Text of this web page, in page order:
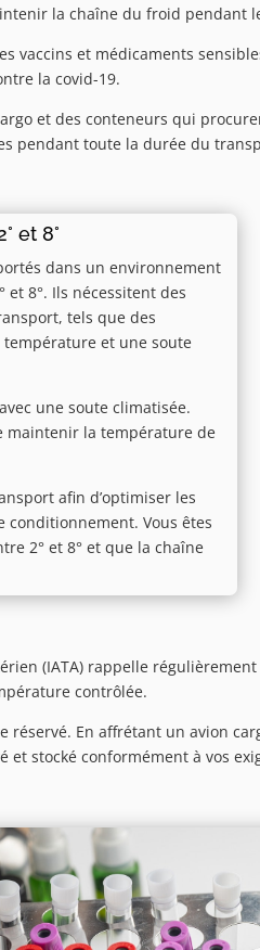
la chaîne du froid pendant
vaccins et médicaments
la covid-19.
et des conteneurs qui
pendant toute la durée du
et 8°
dans un environnement
8°. Ils nécessitent des
tels que des
et une soute
une soute climatisée.
maintenir la température de
afin d’optimiser les
Vous êtes
2° et 8° et que la chaîne
(IATA) rappelle
contrôlée.
réservé. En affrétant un avion
et stocké conformément à vos